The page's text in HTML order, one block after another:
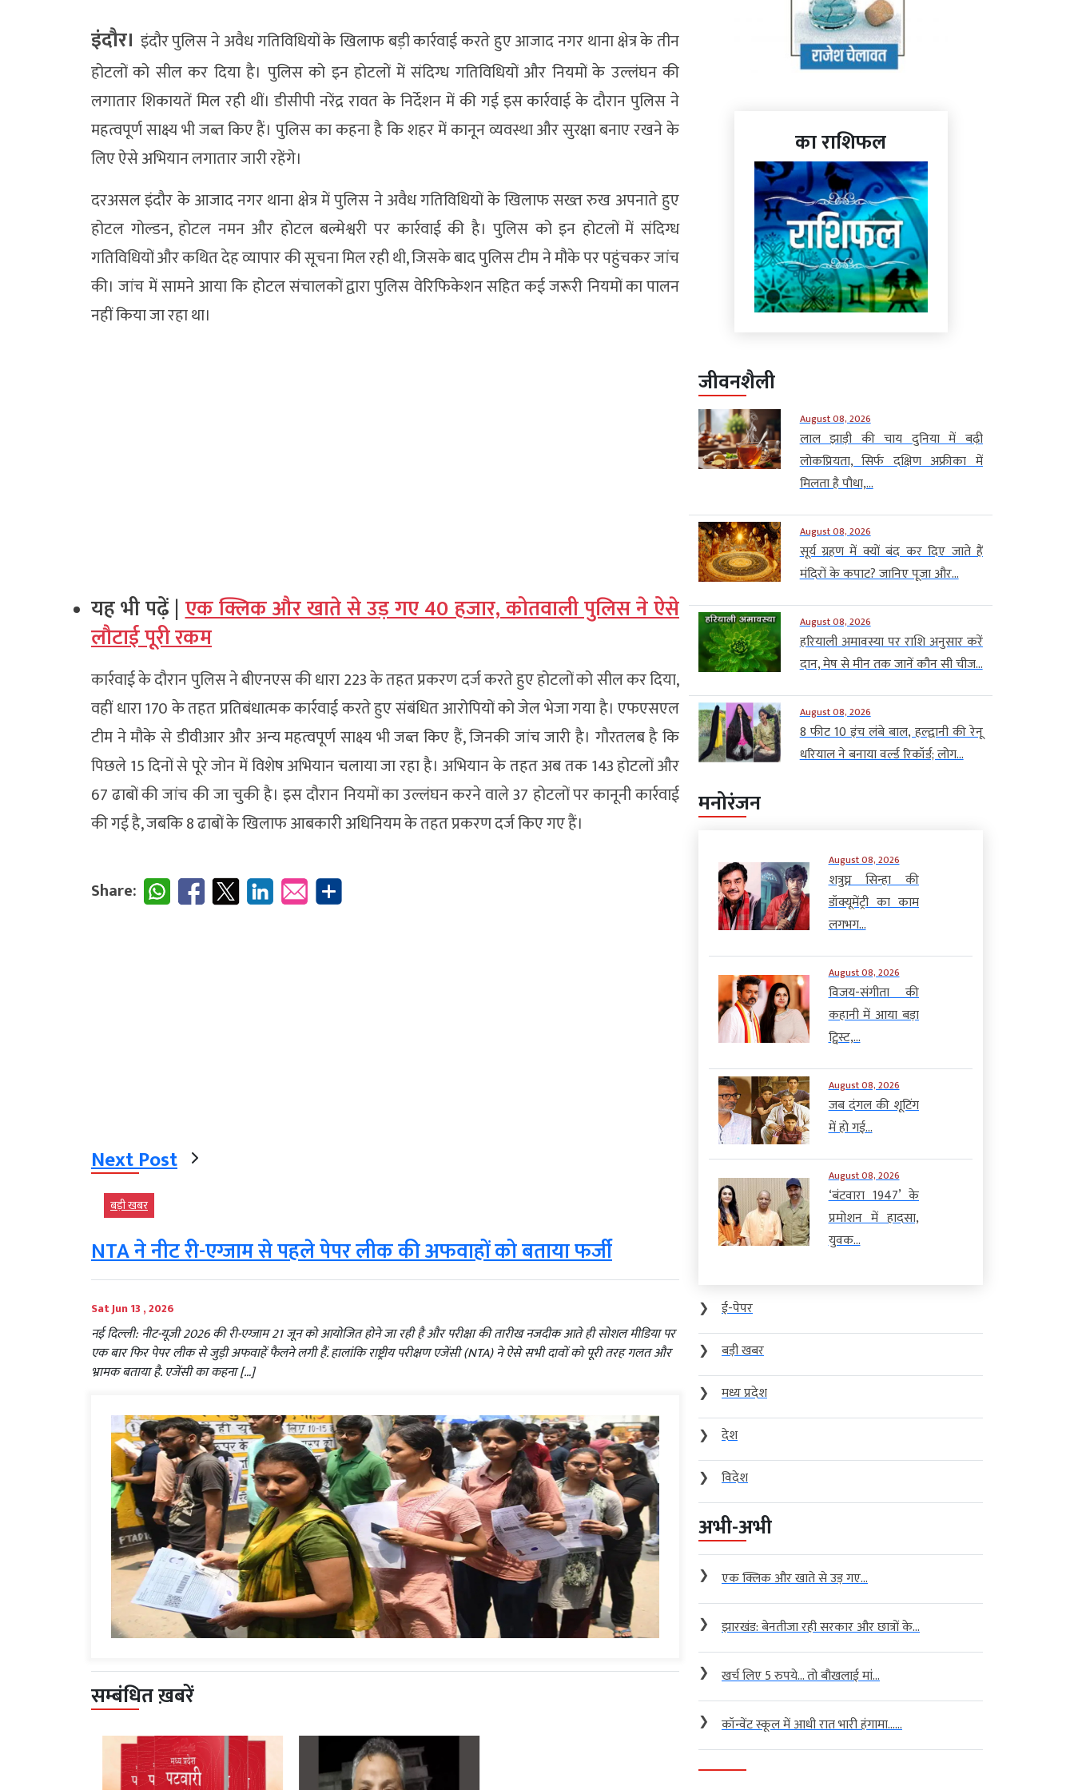
इंदौर। इंदौर पुलिस ने अवैध गतिविधियों के खिलाफ बड़ी कार्रवाई करते हुए आजाद नगर थाना क्षेत्र के तीन
होटलों को सील कर दिया है। पुलिस को इन होटलों में संदिग्ध गतिविधियों और नियमों के उल्लंघन की
लगातार शिकायतें मिल रही थीं। डीसीपी नरेंद्र रावत के निर्देशन में की गई इस कार्रवाई के दौरान पुलिस ने
महत्वपूर्ण साक्ष्य भी जब्त किए हैं। पुलिस का कहना है कि शहर में कानून व्यवस्था और सुरक्षा बनाए रखने के
लिए ऐसे अभियान लगातार जारी रहेंगे।
दरअसल इंदौर के आजाद नगर थाना क्षेत्र में पुलिस ने अवैध गतिविधियों के खिलाफ सख्त रुख अपनाते हुए
होटल गोल्डन, होटल नमन और होटल बल्मेश्वरी पर कार्रवाई की है। पुलिस को इन होटलों में संदिग्ध
गतिविधियों और कथित देह व्यापार की सूचना मिल रही थी, जिसके बाद पुलिस टीम ने मौके पर पहुंचकर जांच
की। जांच में सामने आया कि होटल संचालकों द्वारा पुलिस वेरिफिकेशन सहित कई जरूरी नियमों का पालन
नहीं किया जा रहा था।
यह भी पढ़ें |एक क्लिक और खाते से उड़ गए 40 हजार, कोतवाली पुलिस ने ऐसे
लौटाई पूरी रकम
कार्रवाई के दौरान पुलिस ने बीएनएस की धारा 223 के तहत प्रकरण दर्ज करते हुए होटलों को सील कर दिया,
वहीं धारा 170 के तहत प्रतिबंधात्मक कार्रवाई करते हुए संबंधित आरोपियों को जेल भेजा गया है। एफएसएल
टीम ने मौके से डीवीआर और अन्य महत्वपूर्ण साक्ष्य भी जब्त किए हैं, जिनकी जांच जारी है। गौरतलब है कि
पिछले 15 दिनों से पूरे जोन में विशेष अभियान चलाया जा रहा है। अभियान के तहत अब तक 143 होटलों और
67 ढाबों की जांच की जा चुकी है। इस दौरान नियमों का उल्लंघन करने वाले 37 होटलों पर कानूनी कार्रवाई
की गई है, जबकि 8 ढाबों के खिलाफ आबकारी अधिनियम के तहत प्रकरण दर्ज किए गए हैं।
Share:
Next Post
बड़ी खबर
NTA ने नीट री-एग्जाम से पहले पेपर लीक की अफवाहों को बताया फर्जी
Sat Jun 13 , 2026
नई दिल्ली: नीट-यूजी 2026 की री-एग्जाम 21 जून को आयोजित होने जा रही है और परीक्षा की तारीख नजदीक आते ही सोशल मीडिया पर
एक बार फिर पेपर लीक से जुड़ी अफवाहें फैलने लगी हैं. हालांकि राष्ट्रीय परीक्षण एजेंसी (NTA) ने ऐसे सभी दावों को पूरी तरह गलत और
भ्रामक बताया है. एजेंसी का कहना […]
सम्बंधित ख़बरें
का राशिफल
जीवनशैली
August 08, 2026
लाल झाड़ी की चाय दुनिया में बढ़ी
लोकप्रियता, सिर्फ दक्षिण अफ्रीका में
मिलता है पौधा,...
August 08, 2026
सूर्य ग्रहण में क्यों बंद कर दिए जाते हैं
मंदिरों के कपाट? जानिए पूजा और...
August 08, 2026
हरियाली अमावस्या पर राशि अनुसार करें
दान, मेष से मीन तक जानें कौन सी चीज...
August 08, 2026
8 फीट 10 इंच लंबे बाल, हल्द्वानी की रेनू
धरियाल ने बनाया वर्ल्ड रिकॉर्ड; लोग...
मनोरंजन
August 08, 2026
शत्रुघ्न सिन्हा की
डॉक्यूमेंट्री का काम
लगभग...
August 08, 2026
विजय-संगीता की
कहानी में आया बड़ा
ट्विस्ट,...
August 08, 2026
जब दंगल की शूटिंग
में हो गई...
August 08, 2026
‘बंटवारा 1947’ के
प्रमोशन में हादसा,
युवक...
❯
ई-पेपर
❯
बड़ी खबर
❯
मध्य प्रदेश
❯
देश
❯
विदेश
अभी-अभी
❯ एक क्लिक और खाते से उड़ गए...
❯ झारखंड: बेनतीजा रही सरकार और छात्रों के...
❯ खर्च लिए 5 रुपये… तो बौखलाई मां...
❯ कॉन्वेंट स्कूल में आधी रात भारी हंगामा…...